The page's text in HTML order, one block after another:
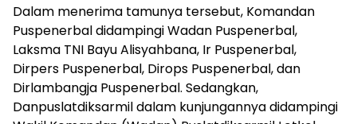
Dalam menerima tamunya tersebut, Komandan
Puspenerbal didampingi Wadan Puspenerbal,
Laksma TNI Bayu Alisyahbana, Ir Puspenerbal,
Dirpers Puspenerbal, Dirops Puspenerbal, dan
Dirlambangja Puspenerbal. Sedangkan,
Danpuslatdiksarmil dalam kunjungannya didampingi